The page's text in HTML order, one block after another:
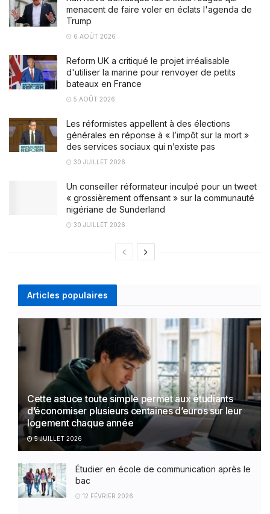
menacent de faire voler en éclats l'agenda de
Trump
6 AOÛT 2026
Reform UK a critiqué le projet irréalisable
d'utiliser la marine pour renvoyer de petits
bateaux en France
5 AOÛT 2026
Les réformistes appellent à des élections
générales en réponse à « l’impôt sur la mort »
des services sociaux qui n’existe pas
30 JUILLET 2026
Un conseiller réformateur inculpé pour un tweet
« grossièrement offensant » sur la communauté
nigériane de Sunderland
30 JUILLET 2026
Articles populaires
Cette astuce toute simple permet aux étudiants
d’économiser plusieurs centaines d’euros sur leur
logement chaque année
5 JUILLET 2026
Étudier en école de communication après le
bac
12 FÉVRIER 2026